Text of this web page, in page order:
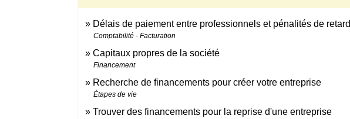
Délais de paiement entre professionnels et pénalités de retard
Comptabilité - Facturation
Capitaux propres de la société
Financement
Recherche de financements pour créer votre entreprise
Étapes de vie
Trouver des financements pour la reprise d'une entreprise